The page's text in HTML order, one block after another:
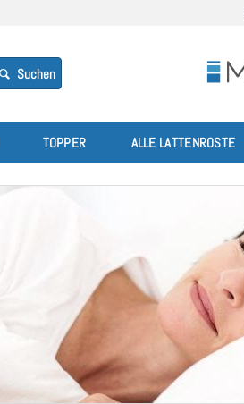
Suchen
TOPPER ALLE LATTENROSTE